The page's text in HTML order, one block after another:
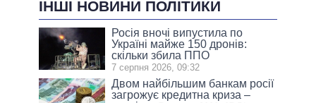
ІНШІ НОВИНИ ПОЛІТИКИ
Росія вночі випустила по
Україні майже 150 дронів:
скільки збила ППО
7 серпня 2026, 09:32
Двом найбільшим банкам росії
загрожує кредитна криза –